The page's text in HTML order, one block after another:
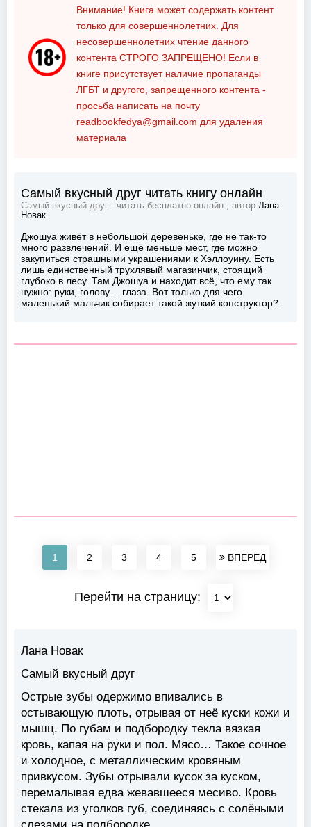
Внимание! Книга может содержать контент
только для совершеннолетних. Для
несовершеннолетних чтение данного
контента СТРОГО ЗАПРЕЩЕНО! Если в
книге присутствует наличие пропаганды
ЛГБТ и другого, запрещенного контента -
просьба написать на почту
readbookfedya@gmail.com для удаления
материала
Самый вкусный друг читать книгу онлайн
Самый вкусный друг - читать бесплатно онлайн , автор Лана
Новак
Джошуа живёт в небольшой деревеньке, где не так-то
много развлечений. И ещё меньше мест, где можно
закупиться страшными украшениями к Хэллоуину. Есть
лишь единственный трухлявый магазинчик, стоящий
глубоко в лесу. Там Джошуа и находит всё, что ему так
нужно: руки, голову… глаза. Вот только для чего
маленький мальчик собирает такой жуткий конструктор?..
1 2 3 4 5 ВПЕРЕД
Перейти на страницу:
Лана Новак
Самый вкусный друг
Острые зубы одержимо впивались в
остывающую плоть, отрывая от неё куски кожи и
мышц. По губам и подбородку текла вязкая
кровь, капая на руки и пол. Мясо… Такое сочное
и холодное, с металлическим кровяным
привкусом. Зубы отрывали кусок за куском,
перемалывая едва жевавшееся месиво. Кровь
стекала из уголков губ, соединяясь с солёными